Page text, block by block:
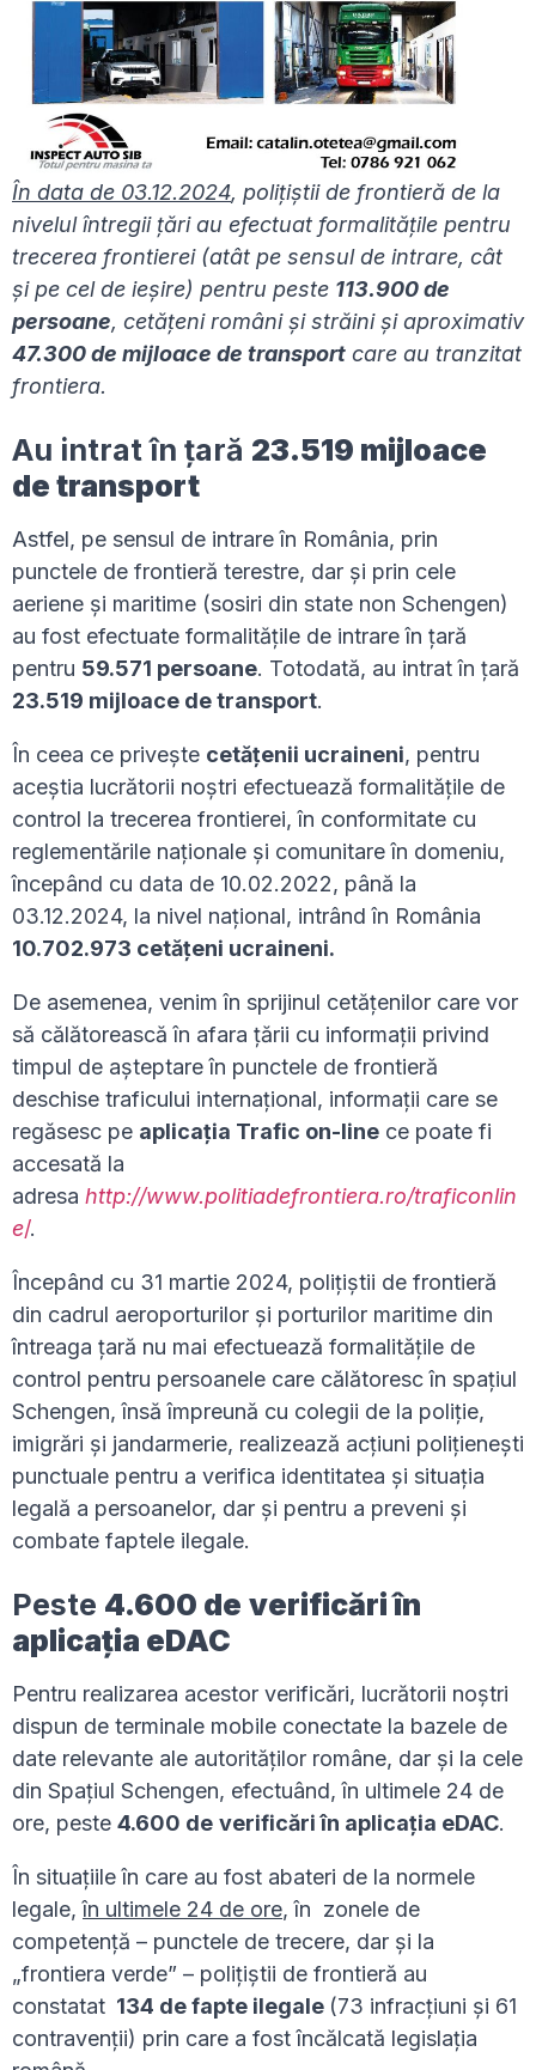
În data de 03.12.2024, polițiștii de frontieră de la
nivelul întregii ţări au efectuat formalitățile pentru
trecerea frontierei (atât pe sensul de intrare, cât
şi pe cel de ieşire) pentru peste 113.900 de
persoane, cetățeni români și străini şi aproximativ
47.300de mijloace de transport care au tranzitat
fro­ntiera.
Au intrat în țară 23.519 mijloace
de transport
Astfel, pe sensul de intrare în România, prin
punctele de frontieră terestre, dar și prin cele
aeriene și maritime (sosiri din state non Schengen)
au fost efectuate formalitățile de intrare în țară
pentru 59.571 persoane. Totodată, au intrat în țară
23.519 mijloace de transport.
În ceea ce privește cetățenii ucraineni, pentru
aceștia lucrătorii noștri efectuează formalitățile de
control la trecerea frontierei, în conformitate cu
reglementările naţionale şi comunitare în domeniu,
începând cu data de 10.02.2022, până la
03.12.2024, la nivel naţional, intrând în România
10.702.973 cetăţeni ucraineni.
De asemenea, venim în sprijinul cetățenilor care vor
să călătorească în afara țării cu informații privind
timpul de așteptare în punctele de frontieră
deschise traficului internaţional, informații care se
regăsesc pe aplicaţia Trafic on-line ce poate fi
accesată la
adresa http://www.politiadefrontiera.ro/traficonlin
e/.
Începând cu 31 martie 2024, polițiștii de frontieră
din cadrul aeroporturilor și porturilor maritime din
întreaga țară nu mai efectuează formalitățile de
control pentru persoanele care călătoresc în spațiul
Schengen, însă împreună cu colegii de la poliție,
imigrări și jandarmerie, realizează acțiuni polițienești
punctuale pentru a verifica identitatea și situația
legală a persoanelor, dar și pentru a preveni și
combate faptele ilegale.
Peste 4.600 de verificări în
aplicația eDAC
Pentru realizarea acestor verificări, lucrătorii noștri
dispun de terminale mobile conectate la bazele de
date relevante ale autorităților române, dar și la cele
din Spațiul Schengen, efectuând, în ultimele 24 de
ore, peste 4.600 de verificări în aplicația eDAC.
În situațiile în care au fost abateri de la normele
legale,în ultimele 24 de ore, în zonele de
competenţă – punctele de trecere, dar şi la
„frontiera verde” – poliţiştii de frontieră au
constatat 134 de fapte ilegale (73 infracţiuni şi 61
contravenţii) prin care a fost încălcată legislaţia